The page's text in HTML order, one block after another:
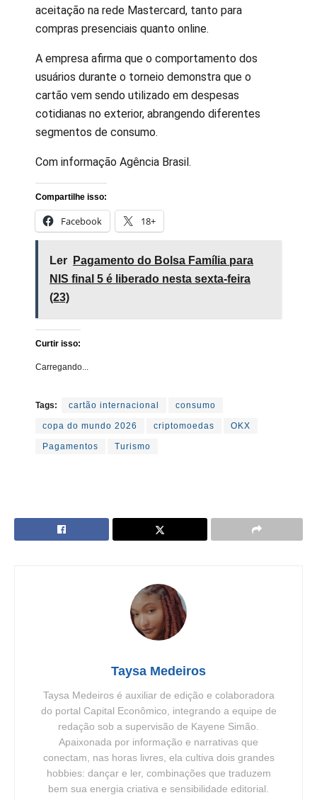
aceitação na rede Mastercard, tanto para
compras presenciais quanto online.
A empresa afirma que o comportamento dos
usuários durante o torneio demonstra que o
cartão vem sendo utilizado em despesas
cotidianas no exterior, abrangendo diferentes
segmentos de consumo.
Com informação Agência Brasil.
Compartilhe isso:
Facebook 18+
Ler
Pagamento do Bolsa Família para
NIS final 5 é liberado nesta sexta-feira
(23)
Curtir isso:
Carregando...
Tags: cartão internacional consumo
copa do mundo 2026 criptomoedas OKX
Pagamentos Turismo
Taysa Medeiros
Taysa Medeiros é auxiliar de edição e colaboradora
do portal Capital Econômico, integrando a equipe de
redação sob a supervisão de Kayene Simão.
Apaixonada por informação e narrativas que
conectam, nas horas livres, ela cultiva dois grandes
hobbies: dançar e ler, combinações que traduzem
bem sua energia criativa e sensibilidade editorial.